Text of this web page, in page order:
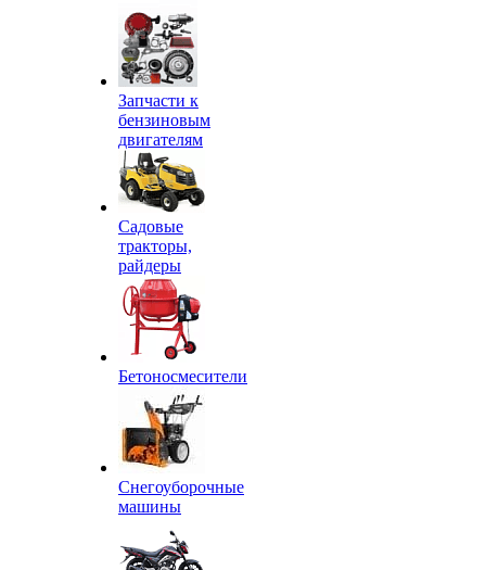
Запчасти к
бензиновым
двигателям
Садовые
тракторы,
райдеры
Бетоносмесители
Снегоуборочные
машины